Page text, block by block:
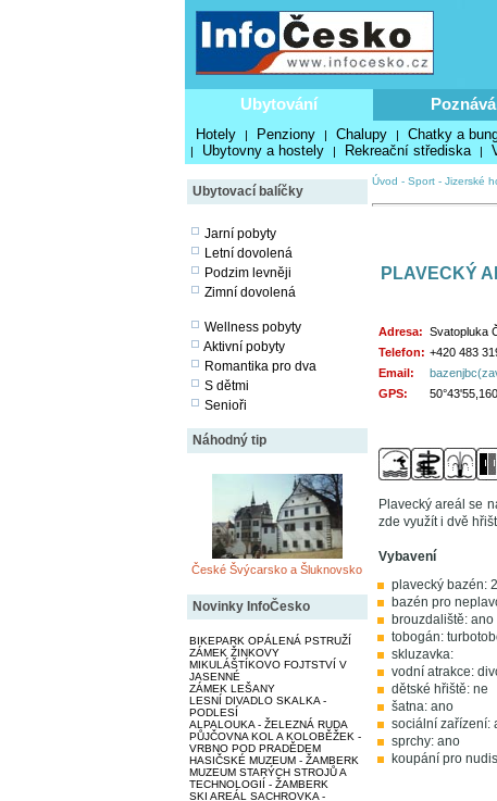
Ubytování
Hotely | Penziony | Chalupy | Chatky a
| Ubytovny a hostely | Rekreační střediska |
Ubytovací balíčky
Jarní pobyty
Letní dovolená
Podzim levněji
Zimní dovolená
Wellness pobyty
Aktivní pobyty
Romantika pro dva
S dětmi
Senioři
Náhodný tip
České Švýcarsko a Šluknovsko
Novinky InfoČesko
BIKEPARK OPÁLENÁ PSTRUŽÍ
ZÁMEK ŽINKOVY
MIKULÁŠTÍKOVO FOJTSTVÍ V
JASENNÉ
ZÁMEK LEŠANY
LESNÍ DIVADLO SKALKA -
PODLESÍ
ALPALOUKA - ŽELEZNÁ RUDA
PŮJČOVNA KOL A KOLOBĚŽEK -
VRBNO POD PRADĚDEM
HASIČSKÉ MUZEUM - ŽAMBERK
MUZEUM STARÝCH STROJŮ A
TECHNOLOGIÍ - ŽAMBERK
SKI AREÁL SACHROVKA -
Úvod - Sport- Jizerské
PLAVECKÝ
Adresa: Svatopluka
Telefon: +420 483
Email:
GPS:
Plavecký areál se
zde využít i dvě
Vybavení
plavecký bazén:
bazén pro
brouzdaliště: ano
tobogán:
skluzavka:
vodní atrakce:
dětské hřiště: ne
šatna: ano
sociální zařízení:
sprchy: ano
koupání pro